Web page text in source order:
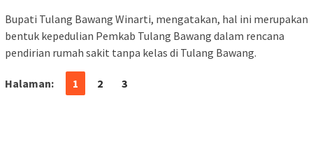
Bupati Tulang Bawang Winarti, mengatakan, hal ini merupakan
bentuk kepedulian Pemkab Tulang Bawang dalam rencana
pendirian rumah sakit tanpa kelas di Tulang Bawang.
Halaman: 1 2 3